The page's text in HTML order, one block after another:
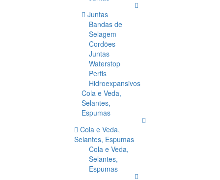
Juntas
Bandas de
Selagem
Cordões
Juntas
Waterstop
Perfis
Hidroexpansivos
Cola e Veda,
Selantes,
Espumas
Cola e Veda,
Selantes, Espumas
Cola e Veda,
Selantes,
Espumas